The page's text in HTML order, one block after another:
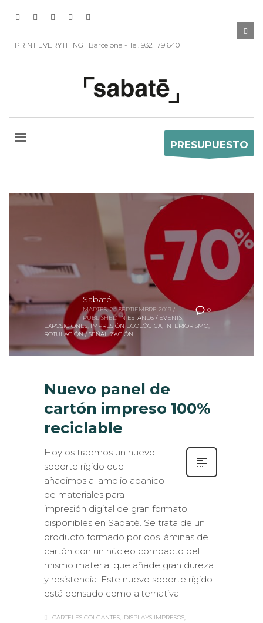
PRINT EVERYTHING | Barcelona - Tel. 932 179 640
PRESUPUESTO
0
Sabaté
MARTES, 24 SEPTIEMBRE 2019 /
PUBLISHED IN ESTANDS / EVENTS,
EXPOSICIONES, IMPRESIÓN ECOLÓGICA, INTERIORISMO,
ROTULACIÓN / SEÑALIZACIÓN
Nuevo panel de
cartón impreso 100%
reciclable
Hoy os traemos un nuevo
soporte rígido que
añadimos al amplio abanico
de materiales para
impresión digital de gran formato
disponibles en Sabaté. Se trata de un
producto formado por dos láminas de
cartón con un núcleo compacto del
mismo material que añade gran dureza
y resistencia. Este nuevo soporte rígido
está pensado como alternativa
CARTELES COLGANTES
DISPLAYS IMPRESOS